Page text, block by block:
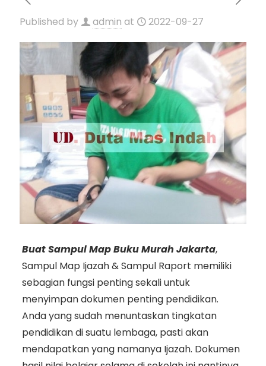
Published by admin at 2022-09-27
Buat Sampul Map Buku Murah Jakarta,
Sampul Map Ijazah & Sampul Raport memiliki
sebagian fungsi penting sekali untuk
menyimpan dokumen penting pendidikan.
Anda yang sudah menuntaskan tingkatan
pendidikan di suatu lembaga, pasti akan
mendapatkan yang namanya Ijazah. Dokumen